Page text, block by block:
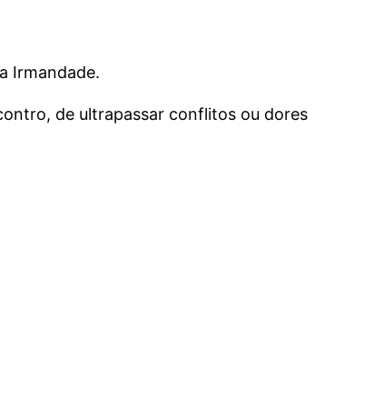
Irmandade.
de ultrapassar conflitos ou dores